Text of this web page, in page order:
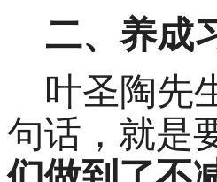
二、养成
叶圣陶先
句话，就是